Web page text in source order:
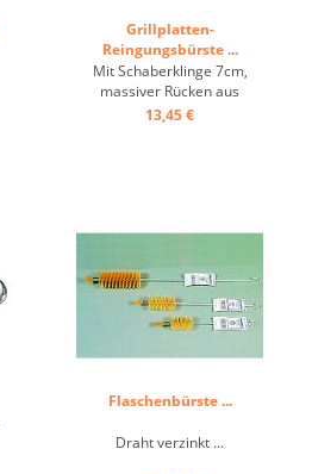
Grillplatten-
Reingungsbürste ...
Mit Schaberklinge 7cm,
massiver Rücken aus
Edelstahl, Kunststoffgriff.
13,45 €
Flaschenbürste ...
Draht verzinkt ...